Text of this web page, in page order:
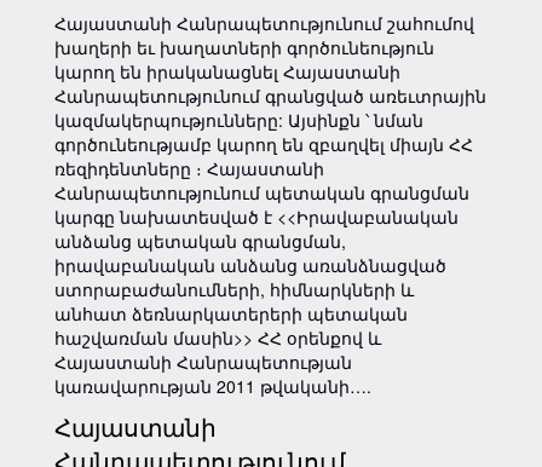
Հայաստանի Հանրապետությունում շահումով
խաղերի եւ խաղատների գործունեություն
կարող են իրականացնել Հայաստանի
Հանրապետությունում գրանցված առեւտրային
կազմակերպությունները: Այսինքն ՝ նման
գործունեությամբ կարող են զբաղվել միայն ՀՀ
ռեզիդենտները ։ Հայաստանի
Հանրապետությունում պետական գրանցման
կարգը նախատեսված է <<Իրավաբանական
անձանց պետական գրանցման,
իրավաբանական անձանց առանձնացված
ստորաբաժանումների, հիմնարկների և
անհատ ձեռնարկատերերի պետական
հաշվառման մասին>> ՀՀ օրենքով և
Հայաստանի Հանրապետության
կառավարության 2011 թվականի….
Հայաստանի